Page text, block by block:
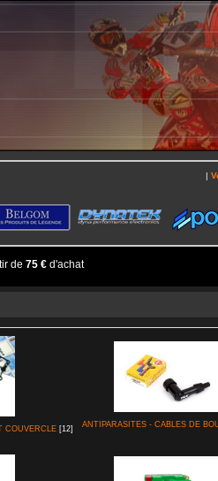
|
de 75 €d'achat
COUVERCLE [12] ANTIPARASITES - CABLES DE